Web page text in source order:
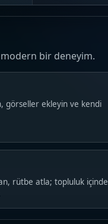
modern bir deneyim.
görseller ekleyin ve kendi
rütbe atla; topluluk içinde